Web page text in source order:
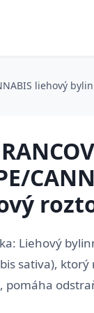
liehový
Liehový
sativa),
pomáha